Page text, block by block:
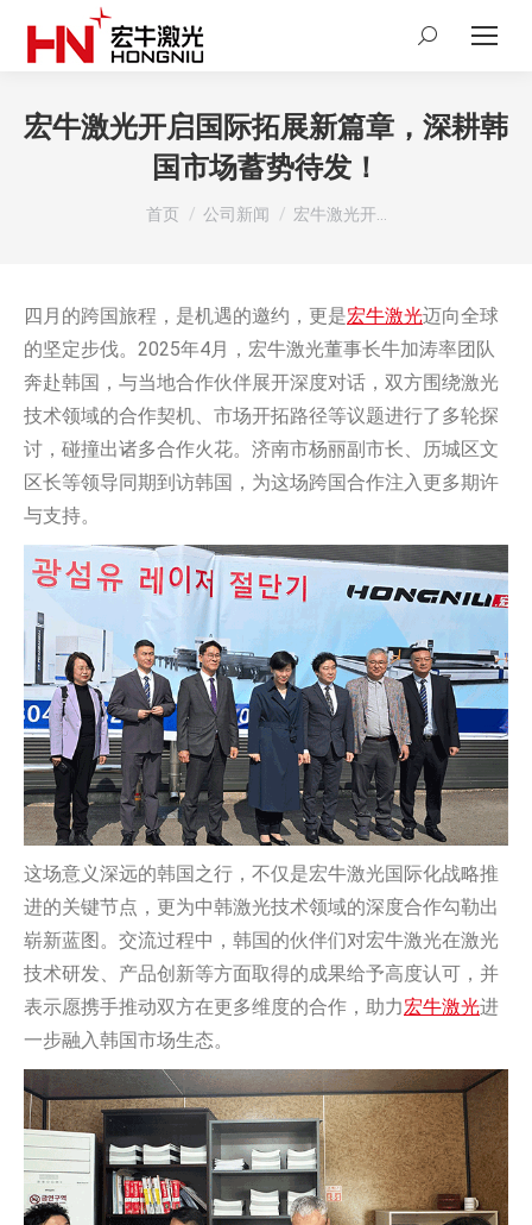
Search:
宏牛激光开启国际拓展新篇章，深耕韩
国市场蓄势待发！
您在这里：
首页 公司新闻 宏牛激光开…
四月的跨国旅程，是机遇的邀约，更是宏牛激光迈向全球
的坚定步伐。2025年4月，宏牛激光董事长牛加涛率团队
奔赴韩国，与当地合作伙伴展开深度对话，双方围绕激光
技术领域的合作契机、市场开拓路径等议题进行了多轮探
讨，碰撞出诸多合作火花。济南市杨丽副市长、历城区文
区长等领导同期到访韩国，为这场跨国合作注入更多期许
与支持。
这场意义深远的韩国之行，不仅是宏牛激光国际化战略推
进的关键节点，更为中韩激光技术领域的深度合作勾勒出
崭新蓝图。交流过程中，韩国的伙伴们对宏牛激光在激光
技术研发、产品创新等方面取得的成果给予高度认可，并
表示愿携手推动双方在更多维度的合作，助力宏牛激光进
一步融入韩国市场生态。